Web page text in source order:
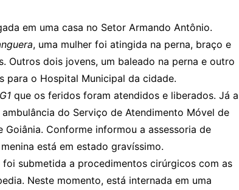
em uma casa no Setor Armando Antônio.
, uma mulher foi atingida na perna, braço e
Outros dois jovens, um baleado na perna e outro
para o Hospital Municipal da cidade.
G1 que os feridos foram atendidos e liberados. Já a
do Serviço de Atendimento Móvel de
Goiânia. Conforme informou a assessoria de
está em estado gravíssimo.
foi submetida a procedimentos cirúrgicos com as
Neste momento, está internada em uma